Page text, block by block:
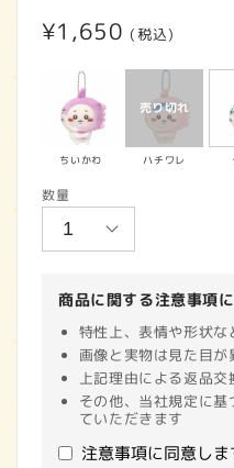
通
価
格
¥1,650 (税込)
ちいかわ ハチワレ
数量
商品に関する注意事項
特性上、表情や形状な
画像と実物は見た目
上記理由による返品
その他、当社規定に
ていただきます
注意事項に同意しま